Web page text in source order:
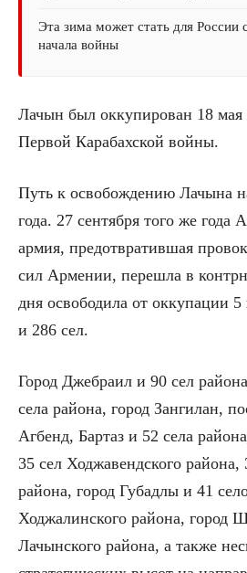
Эта зима может стать для России
начала войны
Лачын был оккупирован 18 мая
Первой Карабахской войны.
Путь к освобождению Лачына
года. 27 сентября того же года
армия, предотвратившая
сил Армении, перешла в
дня освободила от оккупации 5
и 286 сел.
Город Джебраил и 90 сел
села района, город Зангилан,
Агбенд, Бартаз и 52 села
35 сел Ходжавендского района,
района, город Губадлы и 41
Ходжалинского района, город
Лачынского района, а также